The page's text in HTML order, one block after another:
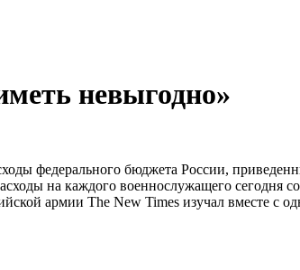
невыгодно»
федерального бюджета России,
на каждого военнослужащего сегодня
армии The New Times изучал вместе